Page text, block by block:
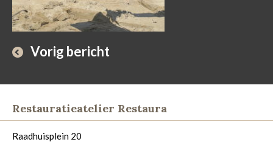
Vorig bericht
Restauratieatelier Restaura
Raadhuisplein 20